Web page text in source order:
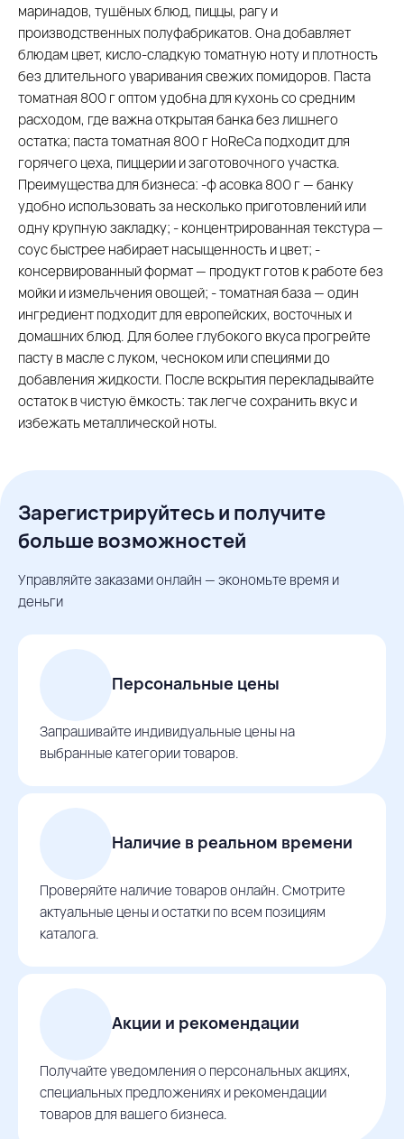
маринадов, тушёных блюд, пиццы, рагу и
производственных полуфабрикатов. Она добавляет
блюдам цвет, кисло-сладкую томатную ноту и плотность
без длительного уваривания свежих помидоров. Паста
томатная 800 г оптом удобна для кухонь со средним
расходом, где важна открытая банка без лишнего
остатка; паста томатная 800 г HoReCa подходит для
горячего цеха, пиццерии и заготовочного участка.
Преимущества для бизнеса: -ф асовка 800 г — банку
удобно использовать за несколько приготовлений или
одну крупную закладку; - концентрированная текстура —
соус быстрее набирает насыщенность и цвет; -
консервированный формат — продукт готов к работе без
мойки и измельчения овощей; - томатная база — один
ингредиент подходит для европейских, восточных и
домашних блюд. Для более глубокого вкуса прогрейте
пасту в масле с луком, чесноком или специями до
добавления жидкости. После вскрытия перекладывайте
остаток в чистую ёмкость: так легче сохранить вкус и
избежать металлической ноты.
Зарегистрируйтесь и получите
больше возможностей
Управляйте заказами онлайн — экономьте время и
деньги
Персональные цены
Запрашивайте индивидуальные цены на
выбранные категории товаров.
Наличие в реальном времени
Проверяйте наличие товаров онлайн. Смотрите
актуальные цены и остатки по всем позициям
каталога.
Акции и рекомендации
Получайте уведомления о персональных акциях,
специальных предложениях и рекомендации
товаров для вашего бизнеса.